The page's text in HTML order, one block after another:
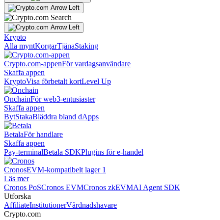
Krypto
Alla myntKorgarTjänaStaking
Crypto.com-appenFör vardagsanvändare
Skaffa appen
KryptoVisa förbetalt kortLevel Up
OnchainFör web3-entusiaster
Skaffa appen
BytStakaBläddra bland dApps
BetalaFör handlare
Skaffa appen
Pay-terminalBetala SDKPlugins för e-handel
CronosEVM-kompatibelt lager 1
Läs mer
Cronos PoSCronos EVMCronos zkEVMAI Agent SDK
Utforska
AffiliateInstitutionerVårdnadshavare
Crypto.com